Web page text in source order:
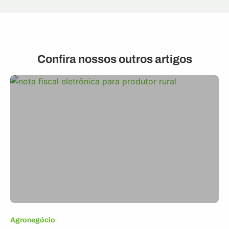
Confira nossos outros artigos
Agronegócio